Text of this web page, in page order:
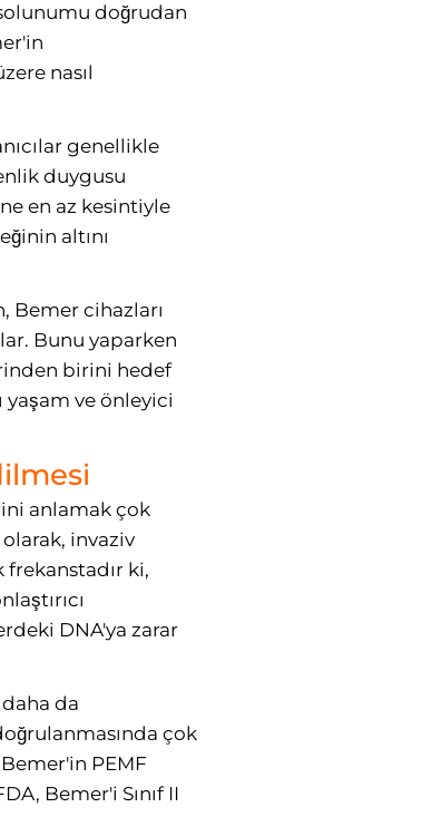
doğrudan
nasıl
genellikle
duygusu
en az kesintiyle
altını
Bemer cihazları
Bunu yaparken
birini hedef
yaşam ve önleyici
anlamak çok
invaziv
frekanstadır ki,
DNA'ya zarar
da
çok
PEMF
Bemer'i Sınıf II